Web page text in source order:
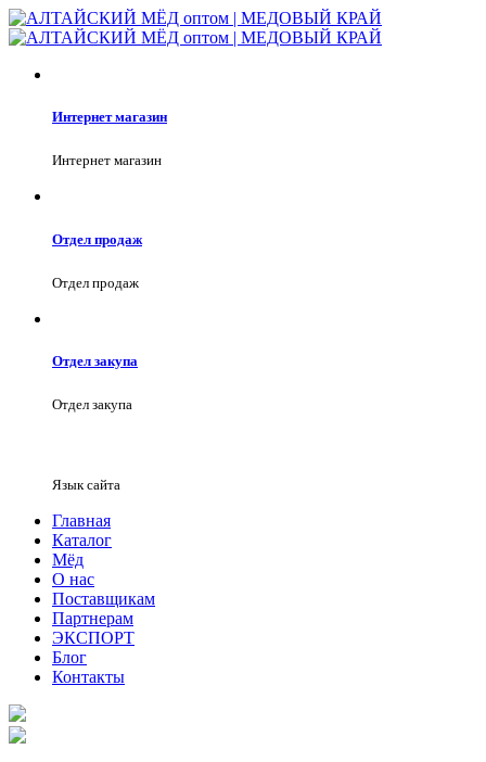
Интернет магазин
Интернет магазин
Отдел продаж
Отдел продаж
Отдел закупа
Отдел закупа
Язык сайта
Главная
Каталог
Мёд
О нас
Поставщикам
Партнерам
ЭКСПОРТ
Блог
Контакты